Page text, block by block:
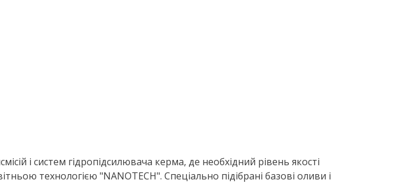
і систем гідропідсилювача керма, де необхідний рівень якості
технологією "NANOTECH". Спеціально підібрані базові оливи і